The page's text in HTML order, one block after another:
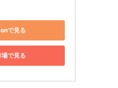
で見る
で見る